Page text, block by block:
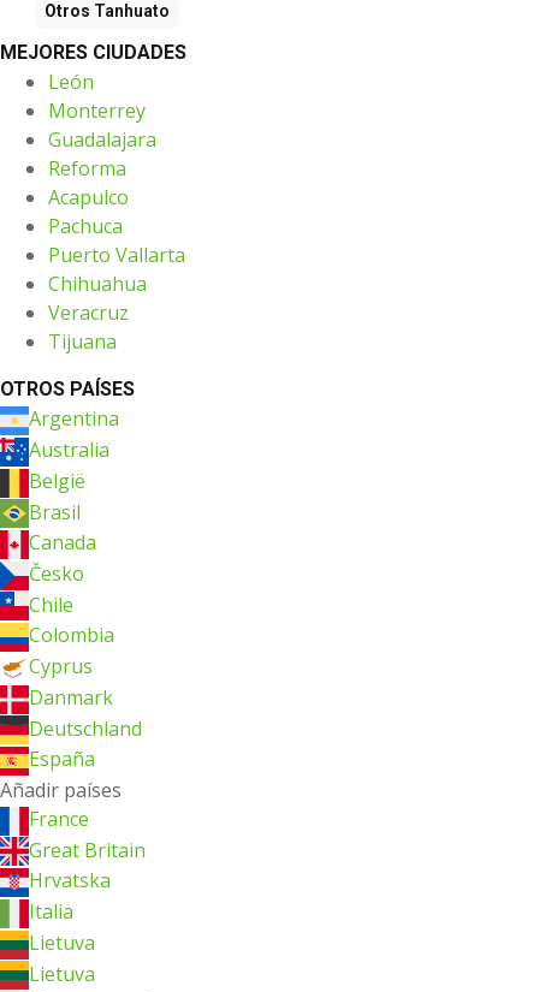
Otros Tanhuato
MEJORES CIUDADES
León
Monterrey
Guadalajara
Reforma
Acapulco
Pachuca
Puerto Vallarta
Chihuahua
Veracruz
Tijuana
OTROS PAÍSES
Argentina
Australia
België
Brasil
Canada
Česko
Chile
Colombia
Cyprus
Danmark
Deutschland
España
Añadir países
France
Great Britain
Hrvatska
Italia
Lietuva
Lietuva